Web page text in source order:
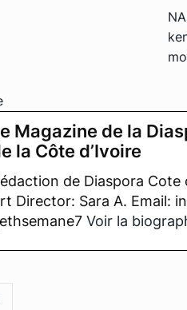
Magazine de la
la Côte d’Ivoire
de Diaspora
Director: Sara A. Email:
Voir la